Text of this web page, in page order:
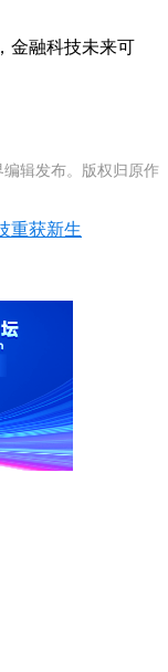
金融科技未来可
辑发布。版权归原作
重获新生